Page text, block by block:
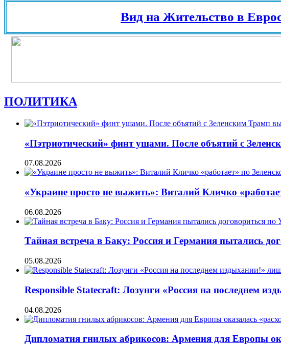
Вид на Жительство в
ПОЛИТИКА
«Пэтриотический» финт ушами. После объятий с
07.08.2026
«Украине просто не выжить»: Виталий Кличко
06.08.2026
Тайная встреча в Баку: Россия и Германия пытались
05.08.2026
Responsible Statecraft: Лозунги «Россия на последнем
04.08.2026
Дипломатия гнилых абрикосов: Армения для Европы